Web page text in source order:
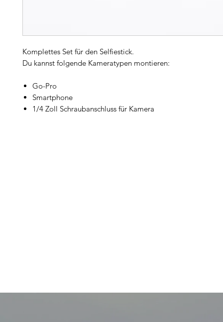
Komplettes Set für den Selfiestick.
Du kannst folgende Kameratypen montieren:
Go-Pro
Smartphone
1/4 Zoll Schraubanschluss für Kamera